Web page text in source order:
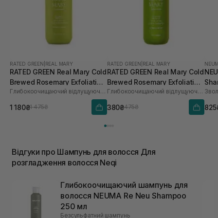
RATED GREEN REAL MARY
RATED GREEN Real Mary Cold
Brewed Rosemary Exfoliating
Scalp Shampoo 400 ml
Глибокоочищаючий відлущуючий шампунь з соком розмарину
1 180₴1 475₴
RATED GREEN REAL MARY
RATED GREEN Real Mary Cold
Brewed Rosemary Exfoliating
Scalp Shampoo 100 мл
Глибокоочищаючий відлущуючий шампунь з соком розмарину
380₴475₴
Відгуки про Шампунь для волосся Для
розгладження волосся Neqi
Глибокоочищаючий шампунь для
волосся NEUMA Re Neu Shampoo
250 мл
Безсульфатний шампунь